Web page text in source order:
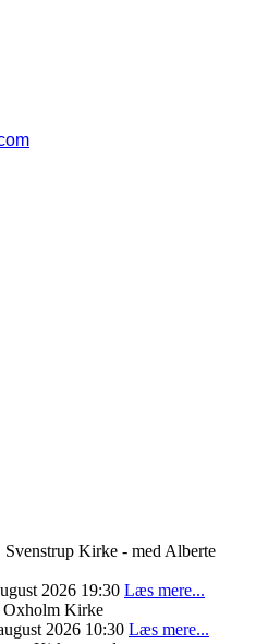
Kirke - med Alberte
2026 19:30 Læs mere...
Oxholm Kirke
2026 10:30 Læs mere...